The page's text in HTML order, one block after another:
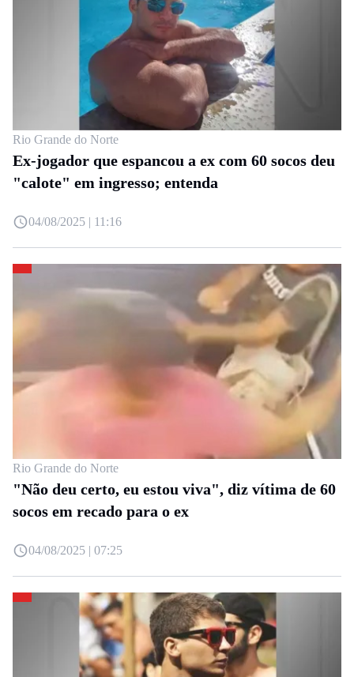
Rio Grande do Norte
Ex-jogador que espancou a ex com 60 socos deu
"calote" em ingresso; entenda
04/08/2025 | 11:16
Rio Grande do Norte
"Não deu certo, eu estou viva", diz vítima de 60
socos em recado para o ex
04/08/2025 | 07:25